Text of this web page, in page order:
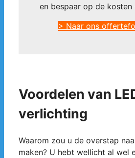
en bespaar op de kosten
> Naar ons
Voordelen van
verlichting
Waarom zou u de overstap
maken? U hebt wellicht al wel